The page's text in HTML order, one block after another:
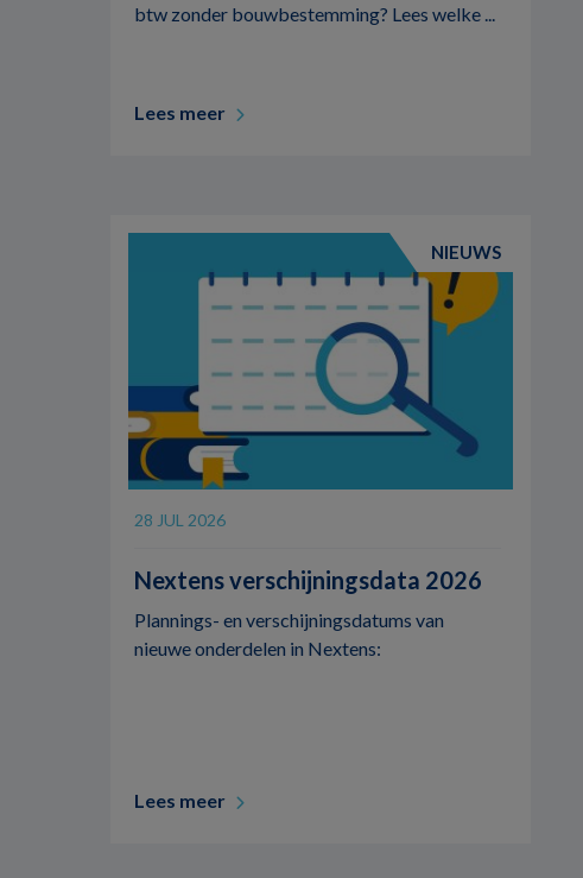
btw zonder bouwbestemming? Lees welke ...
Lees meer
NIEUWS
28 JUL 2026
Nextens verschijningsdata 2026
Plannings- en verschijningsdatums van
nieuwe onderdelen in Nextens:
Lees meer